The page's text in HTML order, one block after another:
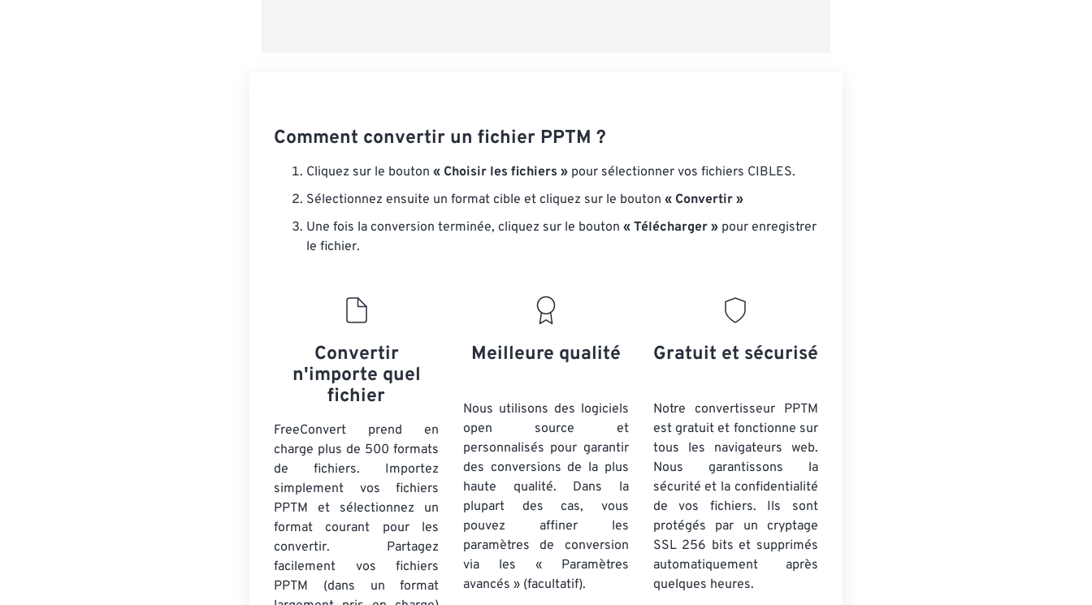
Comment convertir un fichier PPTM ?
Cliquez sur le bouton « Choisir les fichiers » pour sélectionner vos fichiers CIBLES.
Sélectionnez ensuite un format cible et cliquez sur le bouton « Convertir »
Une fois la conversion terminée, cliquez sur le bouton « Télécharger » pour enregistrer
le fichier.
Convertir
n'importe quel
fichier
FreeConvert prend en
charge plus de 500 formats
de fichiers. Importez
simplement vos fichiers
PPTM et sélectionnez un
format courant pour les
convertir. Partagez
facilement vos fichiers
PPTM (dans un format
Meilleure qualité
Nous utilisons des logiciels
open source et
personnalisés pour garantir
des conversions de la plus
haute qualité. Dans la
plupart des cas, vous
pouvez affiner les
paramètres de conversion
via les « Paramètres
avancés » (facultatif).
Gratuit et sécurisé
Notre convertisseur PPTM
est gratuit et fonctionne sur
tous les navigateurs web.
Nous garantissons la
sécurité et la confidentialité
de vos fichiers. Ils sont
protégés par un cryptage
SSL 256 bits et supprimés
automatiquement après
quelques heures.